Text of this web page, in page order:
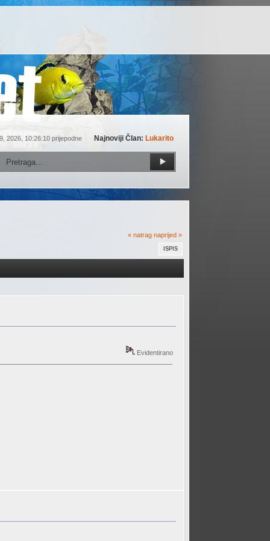
2026, 10:26:10 prijepodne Najnoviji Član: Lukarito
« natrag naprijed »
ISPIS
Evidentirano